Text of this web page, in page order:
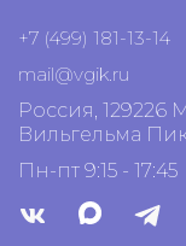
+7 (499) 181-13-14
mail@vgik.ru
Россия, 129226
Вильгельма
Пн-пт 9:15 - 17:45